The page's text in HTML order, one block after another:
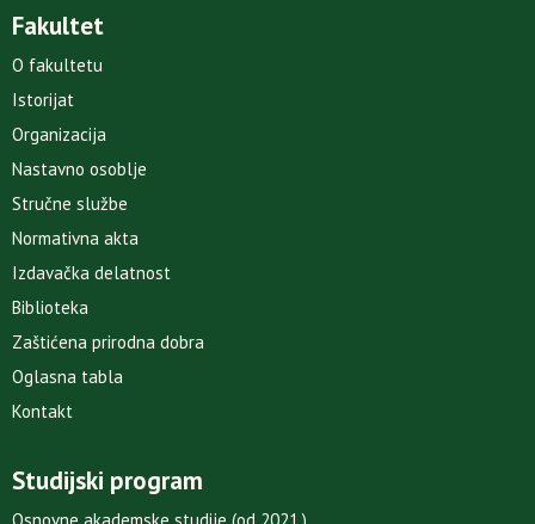
Fakultet
O fakultetu
Istorijat
Organizacija
Nastavno osoblje
Stručne službe
Normativna akta
Izdavačka delatnost
Biblioteka
Zaštićena prirodna dobra
Oglasna tabla
Kontakt
Studijski program